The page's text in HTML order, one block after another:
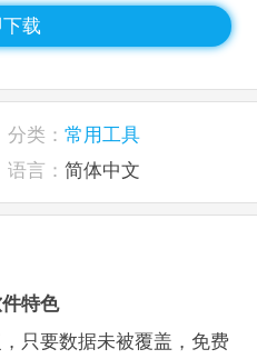
载
分类： 常用工具
语言： 简体中文
特色
要数据未被覆盖，免费